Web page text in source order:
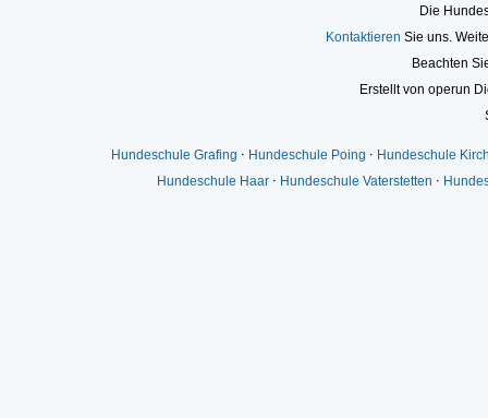
Die
Kontaktieren Sie uns.
Beachten
Erstellt von operun
Hundeschule Grafing ⋅ Hundeschule Poing ⋅ Hundeschule
Hundeschule Haar ⋅ Hundeschule Vaterstetten ⋅